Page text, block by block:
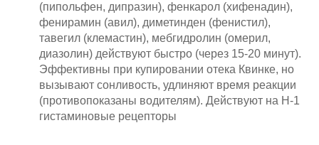
(пипольфен, дипразин), фенкарол (хифенадин),
фенирамин (авил), диметинден (фенистил),
тавегил (клемастин), мебгидролин (омерил,
диазолин) действуют быстро (через 15-20 минут).
Эффективны при купировании отека Квинке, но
вызывают сонливость, удлиняют время реакции
(противопоказаны водителям). Действуют на Н-1
гистаминовые рецепторы